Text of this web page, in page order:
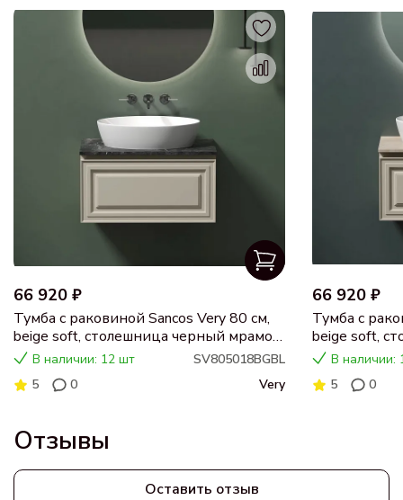
66 920 ₽
Тумба с раковиной Sancos Very 80 см,
beige soft, столешница черный мрамор,
раковина CN5018
В наличии: 12 шт
SV805018BGBL
5
0 Very
66 920 ₽
Тумба с
beige soft,
раковина
В наличии:
5
0
Отзывы
Оставить отзыв